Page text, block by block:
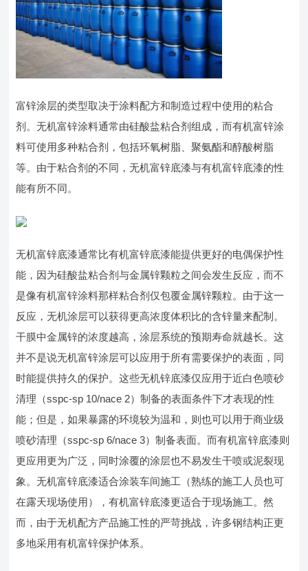
富锌涂层的类型取决于涂料配方和制造过程中使用的粘合
剂。无机富锌涂料通常由硅酸盐粘合剂组成，而有机富锌涂
料可使用多种粘合剂，包括环氧树脂、聚氨酯和醇酸树脂
等。由于粘合剂的不同，无机富锌底漆与有机富锌底漆的性
能有所不同。
无机富锌底漆通常比有机富锌底漆能提供更好的电偶保护性
能，因为硅酸盐粘合剂与金属锌颗粒之间会发生反应，而不
是像有机富锌涂料那样粘合剂仅包覆金属锌颗粒。由于这一
反应，无机涂层可以获得更高浓度体积比的含锌量来配制。
干膜中金属锌的浓度越高，涂层系统的预期寿命就越长。这
并不是说无机富锌涂层可以应用于所有需要保护的表面，同
时能提供持久的保护。这些无机锌底漆仅应用于近白色喷砂
清理（sspc-sp 10/nace 2）制备的表面条件下才表现的性
能；但是，如果暴露的环境较为温和，则也可以用于商业级
喷砂清理（sspc-sp 6/nace 3）制备表面。而有机富锌底漆则
更应用更为广泛，同时涂覆的涂层也不易发生干喷或泥裂现
象。无机富锌底漆适合涂装车间施工（熟练的施工人员也可
在露天现场使用），有机富锌底漆更适合于现场施工。然
而，由于无机配方产品施工性的严苛挑战，许多钢结构正更
多地采用有机富锌保护体系。